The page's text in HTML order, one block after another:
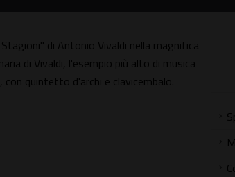
di Antonio Vivaldi nella magnifica
di Vivaldi, l'esempio più alto di musica
con quintetto d'archi e clavicembalo.